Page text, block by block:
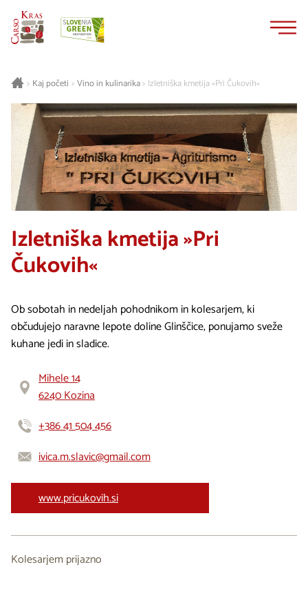
> Kaj početi > Vino in kulinarika> Izletniška kmetija »Pri Čukovih«
Izletniška kmetija »Pri
Čukovih«
Ob sobotah in nedeljah pohodnikom in kolesarjem, ki
občudujejo naravne lepote doline Glinščice, ponujamo sveže
kuhane jedi in sladice.
Mihele 14
6240 Kozina
+386 41 504 456
ivica.m.slavic@gmail.com
www.pricukovih.si
Kolesarjem prijazno